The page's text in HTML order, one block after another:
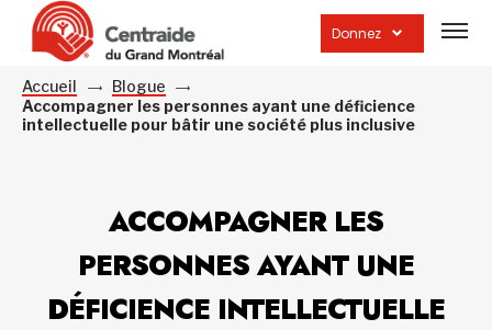
Donnez
la
Accueil
Blogue
Accompagner les personnes ayant une déficience
intellectuelle pour bâtir une société plus inclusive
ACCOMPAGNER LES
PERSONNES AYANT UNE
DÉFICIENCE INTELLECTUELLE